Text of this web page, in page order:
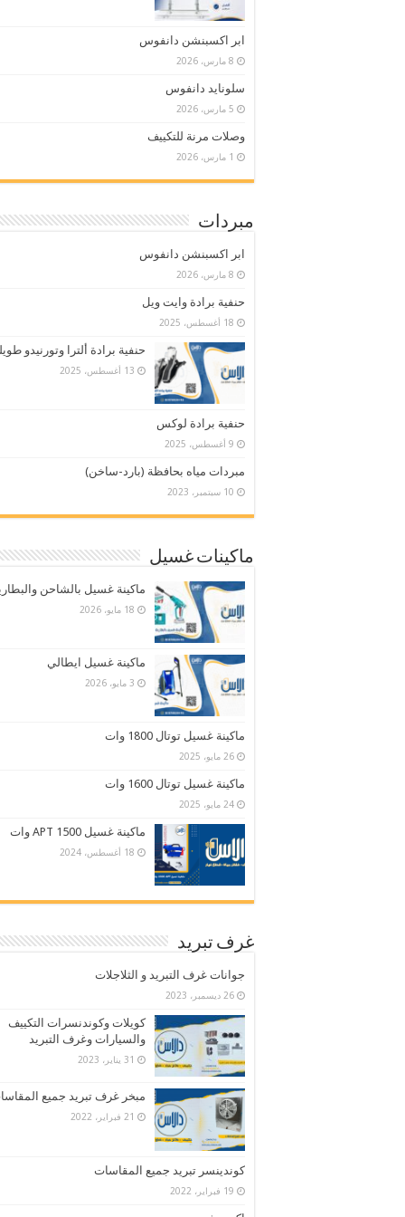
ابر اكسبنشن دانفوس
8 مارس، 2026
سلونايد دانفوس
5 مارس، 2026
وصلات مرنة للتكييف
1 مارس، 2026
مبردات
ابر اكسبنشن دانفوس
8 مارس، 2026
حنفية برادة وايت ويل
18 أغسطس، 2025
حنفية برادة ألترا وتورنيدو
13 أغسطس، 2025
حنفية برادة لوكس
9 أغسطس، 2025
مبردات مياه بحافظة (بارد-ساخن)
10 سبتمبر، 2023
ماكينات غسيل
ماكينة غسيل بالشاحن
18 مايو، 2026
ماكينة غسيل ايطالي
3 مايو، 2026
ماكينة غسيل توتال 1800 وات
26 مايو، 2025
ماكينة غسيل توتال 1600 وات
24 مايو، 2025
ماكينة غسيل APT 1500 وات
18 أغسطس، 2024
غرف تبريد
جوانات غرف التبريد و الثلاجلات
26 ديسمبر، 2023
كويلات وكوندنسرات التكييف
والسيارات وغرف التبريد
31 يناير، 2023
مبخر غرف تبريد جميع
21 فبراير، 2022
كوندينسر تبريد جميع المقاسات
19 فبراير، 2022